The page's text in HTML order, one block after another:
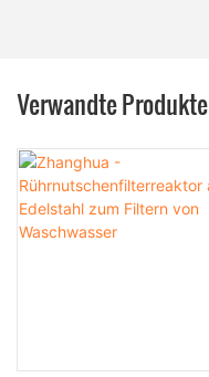
Verwandte Produkte